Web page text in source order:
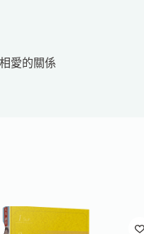
愛的關係